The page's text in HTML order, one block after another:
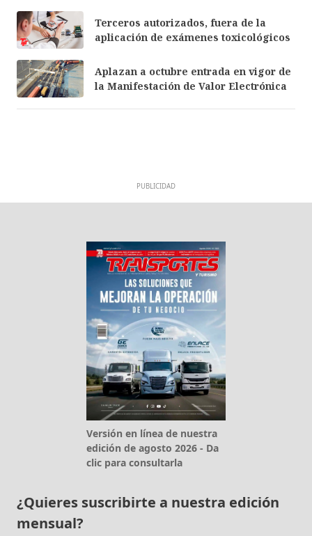
Terceros autorizados, fuera de la
aplicación de exámenes toxicológicos
Aplazan a octubre entrada en vigor de
la Manifestación de Valor Electrónica
PUBLICIDAD
Versión en línea de nuestra
edición de agosto 2026 - Da
clic para consultarla
¿Quieres suscribirte a nuestra edición
mensual?